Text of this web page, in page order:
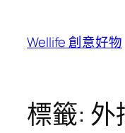
Wellife 創意好物
標籤: 外